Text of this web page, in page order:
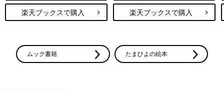
楽天ブックスで購入 楽天ブックスで購入
ムック書籍 たまひよの絵本